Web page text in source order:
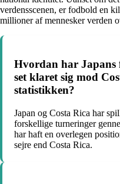
verdensscenen, er fodbold en
millioner af mennesker verden
Hvordan har Japans
set klaret sig mod
statistikken?
Japan og Costa Rica har
forskellige turneringer
har haft en overlegen
sejre end Costa Rica.